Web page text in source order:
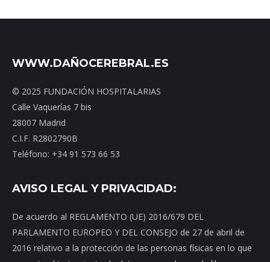
WWW.DAÑOCEREBRAL.ES
© 2025 FUNDACIÓN HOSPITALARIAS
Calle Vaquerías 7 bis
28007 Madrid
C.I.F. R2802790B
Teléfono: +34 91 573 66 53
AVISO LEGAL Y PRIVACIDAD:
De acuerdo al REGLAMENTO (UE) 2016/679 DEL
PARLAMENTO EUROPEO Y DEL CONSEJO de 27 de abril de
2016 relativo a la protección de las personas físicas en lo que